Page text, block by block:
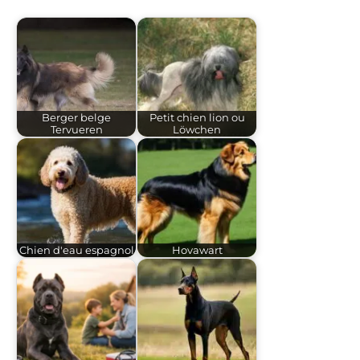
Berger belge
Tervueren
Petit chien lion ou
Löwchen
Chien d'eau espagnol Hovawart